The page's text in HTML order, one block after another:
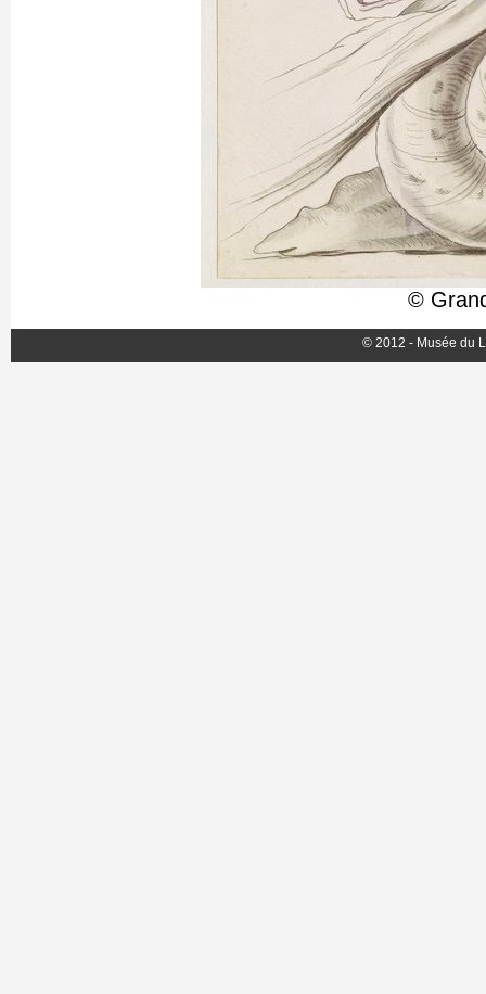
©
© 2012 - Musée du